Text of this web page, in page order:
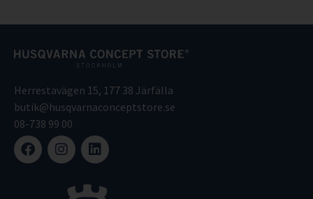
Herrestavägen 15, 177 38 Järfälla
butik@husqvarnaconceptstore.se
08-738 99 00